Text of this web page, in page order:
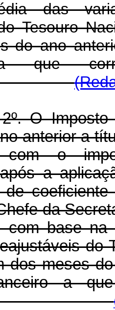
das
Tesouro
do ano
que
O
anterior a
com o
a
de
da
com base
do
dos meses
a